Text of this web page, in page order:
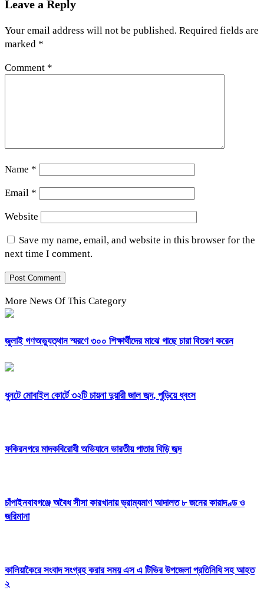
Leave a Reply
Your email address will not be published. Required fields are
marked *
Comment *
Name *
Email *
Website
Save my name, email, and website in this browser for the
next time I comment.
More News Of This Category
জুলাই গণঅভ্যুত্থান স্মরণে ৩০০ শিক্ষার্থীদের মাঝে গাছে চারা বিতরণ করেন
ধুনটে মোবাইল কোর্টে ৩২টি চায়না দুয়ারী জাল জব্দ, পুড়িয়ে ধ্বংস
ফকিরনগরে মাদকবিরোধী অভিযানে ভারতীয় পাতার বিড়ি জব্দ
চাঁপাইনবাবগঞ্জে অবৈধ সীসা কারখানায় ভ্রাম্যমাণ আদালত ৮ জনের কারাদণ্ড ও
জরিমানা
কালিয়াকৈরে সংবাদ সংগ্রহ করার সময় এস এ টিভির উপজেলা প্রতিনিধি সহ আহত
২